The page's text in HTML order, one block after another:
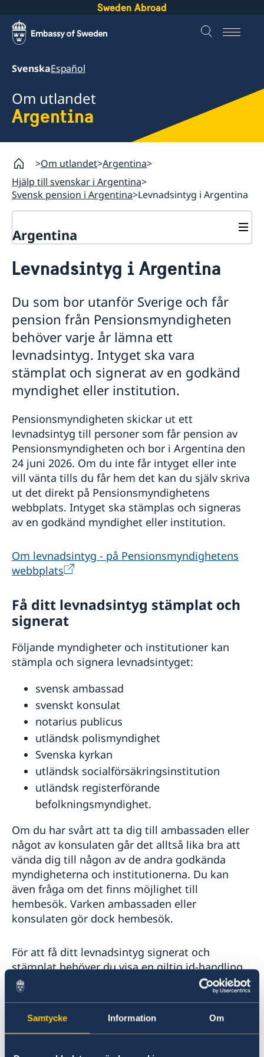
Samtycke Information Om
Sweden Abroad
SvenskaEspañol
Om utlandet
Argentina
Om utlandet Argentina
Hjälp till svenskar i Argentina
Svensk pension i Argentina Levnadsintyg i Argentina
Argentina
Hjälp till svenskar i Argentina
Pass i Argentina
Passansökan för vuxna
Passansökan för barn under 18 år
Nationellt id-kort
Provisoriskt pass
Samordningsnummer
Förlust av pass
Hämta färdigt pass eller id-kort
Om olyckan är framme i Argentina
Polisanmälan
Förlust av pass eller bankkort
Ekonomisk hjälp
Om du behöver uppsöka sjukhus eller läkare
Om du behöver någonstans att bo
Svenskt medborgarskap i Argentina
Registrera nyfödd utomlands
Medbor­gar­skap för barn med svensk pappa födda
utom­lands före 1 april 2015
Förlora eller behålla svenskt medborgarskap
Dubbelt medborgarskap
Svensk pension i Argentina
Levnadsintyg i Argentina
Gifta sig i Argentina
Arv i Argentina
Juridisk hjälp i Argentina
Legaliseringar i Argentina
Avgifter i Argentina
Reseinformation Argentina
Ambassadens reseinformation – Argentina
Aktuella händelser
Allmänna säkerhetsläget
Naturförhållanden och katastrofer
In- och utresebestämmelser
Lokala lagar och sedvänjor
Kriminalitet och personlig säkerhet
Trafiksäkerhet
Inför resan till Argentina
Levnadsintyg i Argentina
Du som bor utanför Sverige och får
pension från Pensionsmyndigheten
behöver varje år lämna ett
levnadsintyg. Intyget ska vara
stämplat och signerat av en godkänd
myndighet eller institution.
Pensionsmyndigheten skickar ut ett
levnadsintyg till personer som får pension av
Pensionsmyndigheten och bor i Argentina den
24 juni 2026. Om du inte får intyget eller inte
vill vänta tills du får hem det kan du själv skriva
ut det direkt på Pensionsmyndighetens
webbplats. Intyget ska stämplas och signeras
av en godkänd myndighet eller institution.
Om levnadsintyg - på Pensionsmyndighetens
webbplats
Få ditt levnadsintyg stämplat och
signerat
Följande myndigheter och institutioner kan
stämpla och signera levnadsintyget:
svensk ambassad
svenskt konsulat
notarius publicus
utländsk polismyndighet
Svenska kyrkan
utländsk socialförsäkringsinstitution
utländsk registerförande
befolkningsmyndighet.
Om du har svårt att ta dig till ambassaden eller
något av konsulaten går det alltså lika bra att
vända dig till någon av de andra godkända
myndigheterna och institutionerna. Du kan
även fråga om det finns möjlighet till
hembesök. Varken ambassaden eller
konsulaten gör dock hembesök.
För att få ditt levnadsintyg signerat och
stämplat behöver du visa en giltig id-handling.
Det kan vara en id-handling från Sverige eller
ditt hemland.
Du är välkommen till ambassaden på tisdagar